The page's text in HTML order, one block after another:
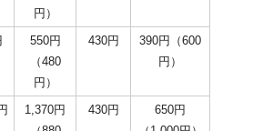
円）
550円
（480
円）
430円
390円（600
円）
1,370円
430円
650円